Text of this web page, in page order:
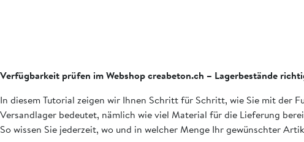
Verfügbarkeit prüfen im Webshop creabeton.ch – Lagerbestände
In diesem Tutorial zeigen wir Ihnen Schritt für Schritt, wie Sie mit der
Versandlager bedeutet, nämlich wie viel Material für die Lieferung
So wissen Sie jederzeit, wo und in welcher Menge Ihr gewünschter